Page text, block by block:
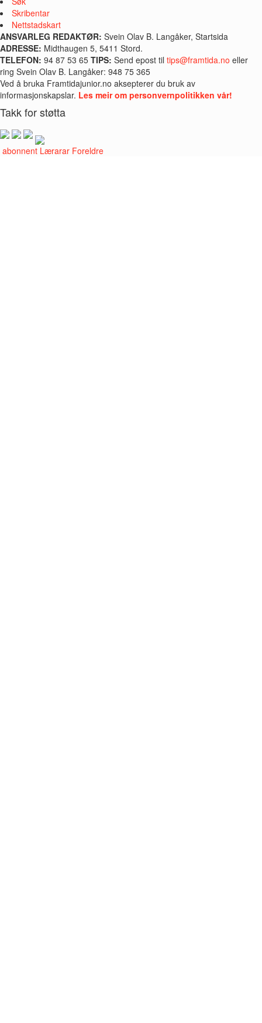
Skribentar
Nettstadskart
ANSVARLEG REDAKTØR: Svein Olav B. Langåker, Startsida
ADRESSE: Midthaugen 5, 5411 Stord.
TELEFON: 94 87 53 65 TIPS: Send epost til tips@framtida.no eller
ring Svein Olav B. Langåker: 948 75 365
Ved å bruka Framtidajunior.no aksepterer du bruk av
informasjonskapslar. Les meir om personvernpolitikken vår!
Takk for støtta
abonnent Lærarar Foreldre